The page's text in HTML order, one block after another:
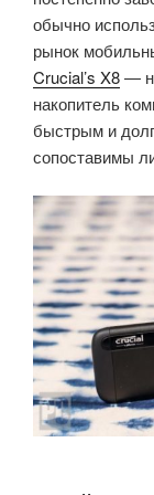
обычно
рынок
Crucial’s X8—
накопитель
быстрым и
сопоставимы